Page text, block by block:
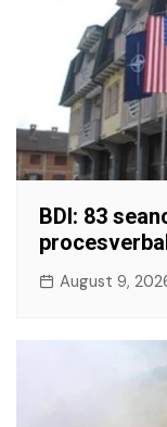
BDI: 83
August 9,